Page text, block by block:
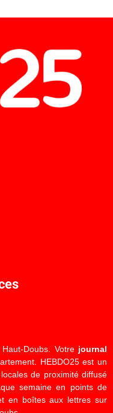
Doubs. Votre journal
HEBDO25 est un
de proximité diffusé
semaine en points de
en boîtes aux lettres sur